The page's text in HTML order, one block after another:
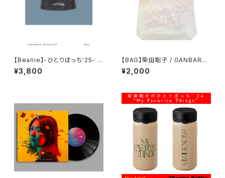
【Beanie】-ひとりぼっち'25- ビ
ーニー
¥3,800
【BAG】柴田聡子 / GANBARE!
MELODY トートバッグ(バイオ
レットプリント)
¥2,000